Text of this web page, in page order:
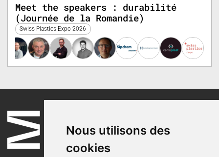
Nous utilisons des
cookies
Meet the speakers : durabilité
(Journée de la Romandie)
Swiss Plastics Expo 2026